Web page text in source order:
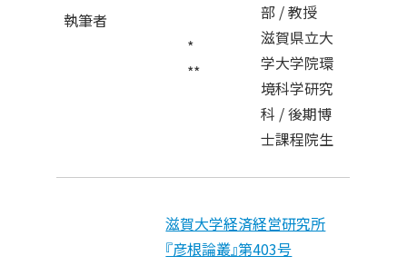
執筆者
*
**
部 / 教授
滋賀県立大
学大学院環
境科学研究
科 / 後期博
士課程院生
滋賀大学経済経営研究所
『彦根論叢』第403号